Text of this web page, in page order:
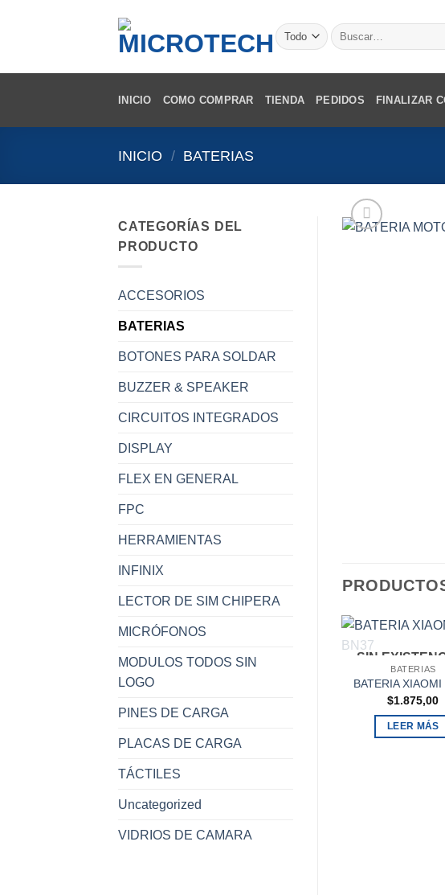
Buscar
por:
INICIO COMO COMPRAR TIENDA PEDIDOS FINALIZAR
INICIO / BATERIAS
CATEGORÍAS DEL
PRODUCTO
ACCESORIOS
BATERIAS
BOTONES PARA SOLDAR
BUZZER & SPEAKER
CIRCUITOS INTEGRADOS
DISPLAY
FLEX EN GENERAL
FPC
HERRAMIENTAS
INFINIX
LECTOR DE SIM CHIPERA
MICRÓFONOS
MODULOS TODOS SIN
LOGO
PINES DE CARGA
PLACAS DE CARGA
TÁCTILES
Uncategorized
VIDRIOS DE CAMARA
SIN
BATERIAS
BATERIA XIAOMI
$1.875,00
LEER MÁS